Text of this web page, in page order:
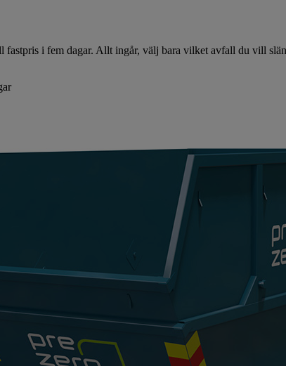
fastpris i fem dagar. Allt ingår, välj bara vilket avfall du vill